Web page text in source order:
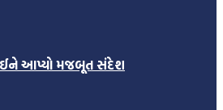
આપ્યો મજબૂત સંદેશ